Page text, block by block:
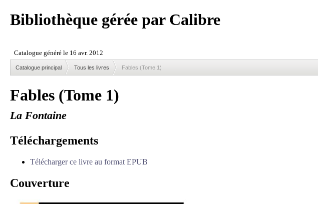
Bibliothèque gérée par Calibre
Catalogue principal Tous les livres Fables (Tome 1)
Fables (Tome 1)
La Fontaine
Téléchargements
Télécharger ce livre au format EPUB
Couverture